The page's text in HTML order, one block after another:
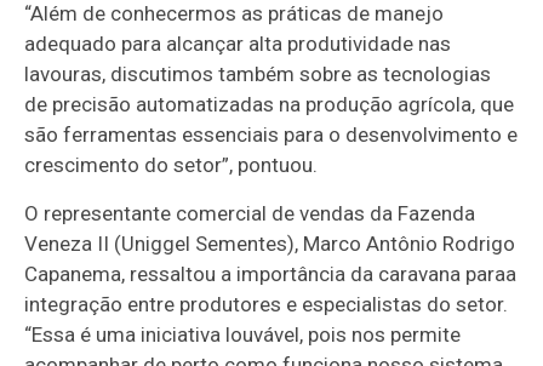
“Além de conhecermos as práticas de manejo
adequado para alcançar alta produtividade nas
lavouras, discutimos também sobre as tecnologias
de precisão automatizadas na produção agrícola, que
são ferramentas essenciais para o desenvolvimento e
crescimento do setor”, pontuou.
O representante comercial de vendas da Fazenda
Veneza II (Uniggel Sementes), Marco Antônio Rodrigo
Capanema, ressaltou a importância da caravana paraa
integração entre produtores e especialistas do setor.
“Essa é uma iniciativa louvável, pois nos permite